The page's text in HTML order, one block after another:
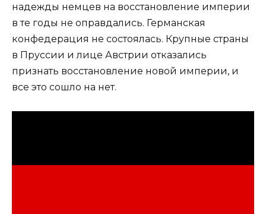
надежды немцев на восстановление империи
в те годы не оправдались. Германская
конфедерация не состоялась. Крупные страны
в Пруссии и лице Австрии отказались
признать восстановление новой империи, и
все это сошло на нет.